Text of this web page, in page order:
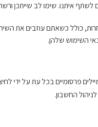
איתנו. שימו לב שייתכן
כולל כשאתם עוזבים את
השימוש שלהן.
החשבון.